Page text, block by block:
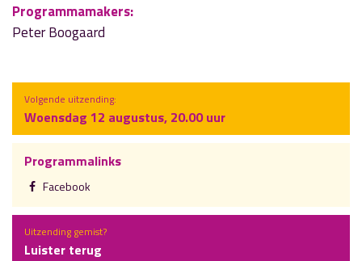
Programmamakers:
Peter Boogaard
Volgende uitzending:
Woensdag 12 augustus, 20.00 uur
Programmalinks
Facebook
Uitzending gemist?
Luister terug